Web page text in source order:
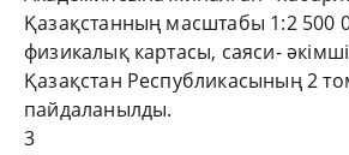
Қазақстанның масштабы 1:2 500
физикалық картасы, саяси-
Қазақстан Республикасының 2
пайдаланылды.
3